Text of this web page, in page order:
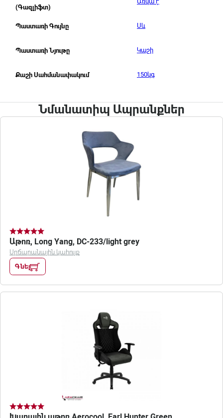
(Գազլիֆտ)
Պաստառի Գույնը Սև
Պաստառի Նյութը Կաշի
Քաշի Սահմանափակում 150կգ
Նմանատիպ Ապրանքներ
Աթոռ, Long Yang, DC-233/light grey
Սրճարանային կահույք
Գնել